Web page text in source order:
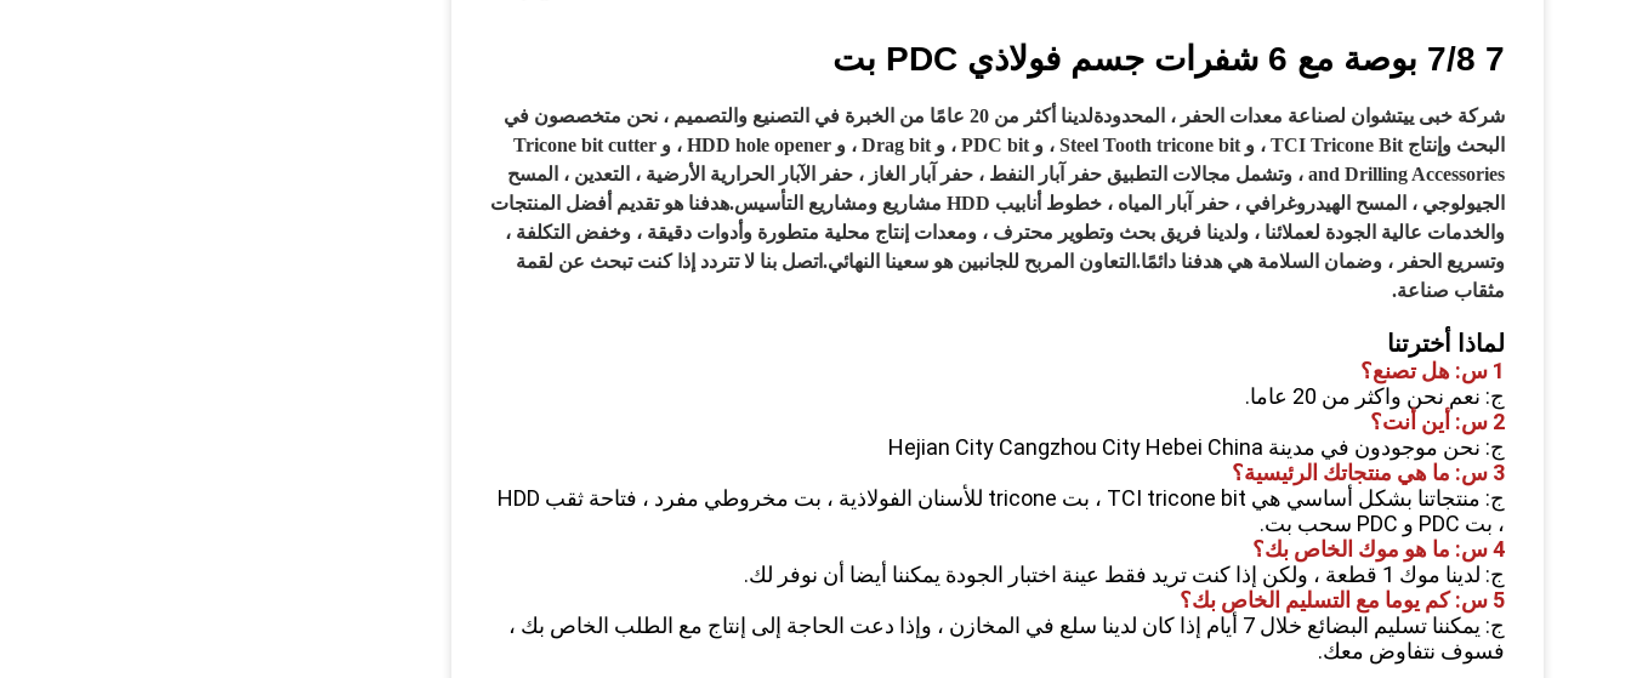
7 7/8 بوصة مع 6 شفرات جسم فولاذي PDC بت
شركة خبى ييتشوان لصناعة معدات الحفر ، المحدودة
لدينا أكثر من 20 عامًا من الخبرة في التصنيع والتصميم ، نحن متخصصون في
البحث وإنتاج TCI Tricone Bit ، و Steel Tooth tricone bit ، و PDC bit ، و Drag bit ، و HDD hole opener ، و Tricone bit cutter
and Drilling Accessories ، وتشمل مجالات التطبيق حفر آبار النفط ، حفر آبار الغاز ، حفر الآبار الحرارية الأرضية ، التعدين ، المسح
الجيولوجي ، المسح الهيدروغرافي ، حفر آبار المياه ، خطوط أنابيب HDD
مشاريع ومشاريع التأسيس.هدفنا هو تقديم أفضل المنتجات
والخدمات عالية الجودة لعملائنا ، ولدينا فريق بحث وتطوير محترف ، ومعدات إنتاج محلية متطورة وأدوات دقيقة ، وخفض التكلفة ،
وتسريع الحفر ، وضمان السلامة هي هدفنا دائمًا. التعاون المربح للجانبين هو سعينا النهائي.اتصل بنا لا تتردد إذا كنت تبحث عن لقمة
مثقاب صناعة.
لماذا أخترتنا
1 س: هل تصنع؟
ج: نعم نحن واكثر من 20 عاما.
2 س: أين أنت؟
ج: نحن موجودون في مدينة Hejian City Cangzhou City Hebei China
3 س: ما هي منتجاتك الرئيسية؟
ج: منتجاتنا بشكل أساسي هي TCI tricone bit ، بت tricone للأسنان الفولاذية ، بت مخروطي مفرد ، فتاحة ثقب HDD
، بت PDC و PDC سحب بت.
4 س: ما هو موك الخاص بك؟
ج: لدينا موك 1 قطعة ، ولكن إذا كنت تريد فقط عينة اختبار الجودة يمكننا أيضا أن نوفر لك.
5 س: كم يوما مع التسليم الخاص بك؟
ج: يمكننا تسليم البضائع خلال 7 أيام إذا كان لدينا سلع في المخازن ، وإذا دعت الحاجة إلى إنتاج مع الطلب الخاص بك ،
فسوف نتفاوض معك.